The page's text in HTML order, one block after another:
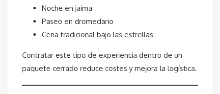
Noche en jaima
Paseo en dromedario
Cena tradicional bajo las estrellas
Contratar este tipo de experiencia dentro de un
paquete cerrado reduce costes y mejora la logística.